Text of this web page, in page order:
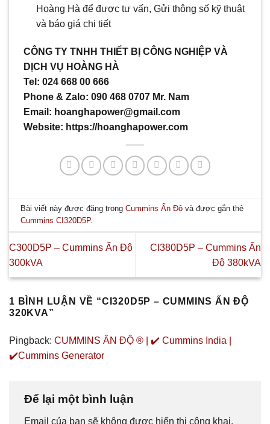
Hoàng Hà để được tư vấn, Gửi thông số kỹ thuật
và báo giá chi tiết
CÔNG TY TNHH THIẾT BỊ CÔNG NGHIỆP VÀ
DỊCH VỤ HOÀNG HÀ
Tel: 024 668 00 666
Phone & Zalo: 090 468 0707 Mr. Nam
Email: hoanghapower@gmail.com
Website: https://hoanghapower.com
Bài viết này được đăng trongCummins Ấn Độ và được gắn thẻ
Cummins CI320D5P.
C300D5P – Cummins Ấn Độ
300kVA
CI380D5P – Cummins Ấn
Độ 380kVA
1 BÌNH LUẬN VỀ “CI320D5P – CUMMINS ẤN ĐỘ
320KVA”
Pingback: CUMMINS ẤN ĐỘ ® | ✔️ Cummins India |
✔️Cummins Generator
Để lại một bình luận
Email của bạn sẽ không được hiển thị công khai.